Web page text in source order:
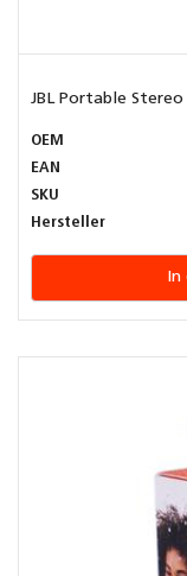
JBL Portable Stereo
OEM
EAN
SKU
Hersteller
In